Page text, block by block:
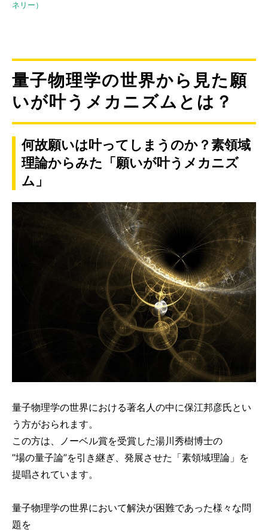
ネリー）
量子物理学の世界から見た願
いが叶うメカニズムとは？
何故願いは叶ってしまうのか？素領域
理論からみた「願いが叶うメカニズ
ム」
量子物理学の世界における著名人の中に保江邦彦氏とい
う方がおられます。
この方は、ノーベル賞を受賞した湯川秀樹博士の
”場の量子論”を引き継ぎ、発展させた「素領域理論」を
提唱されています。
量子物理学の世界において解決が困難であった様々な問
題を